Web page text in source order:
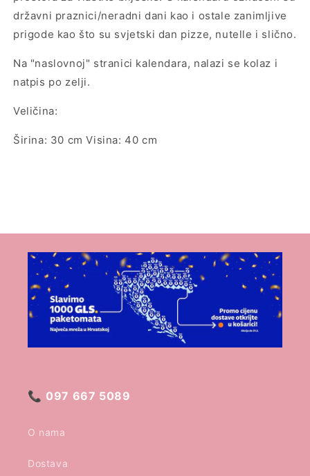
državni praznici/neradni dani kao i ostale zanimljive
prigode kao što su svjetski dan pizze, nutelle i slično.
Na "naslovnoj" stranici kalendara, nalazi se kolaz i
natpis po zelji.
Veličina:
Širina: 30 cm Visina: 40 cm
📞 097 667 5089
O nama
Dostava